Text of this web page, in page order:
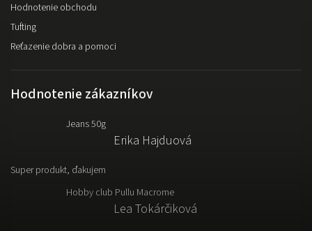
Hodnotenie obchodu
Tufting
Reťazenie dobra a pomoci
Hodnotenie zákazníkov
Jeans 50g
Erika Hajduová
Super produkt, ďakujem
Hobby club Pullu Macrome
Lea Tokárčiková